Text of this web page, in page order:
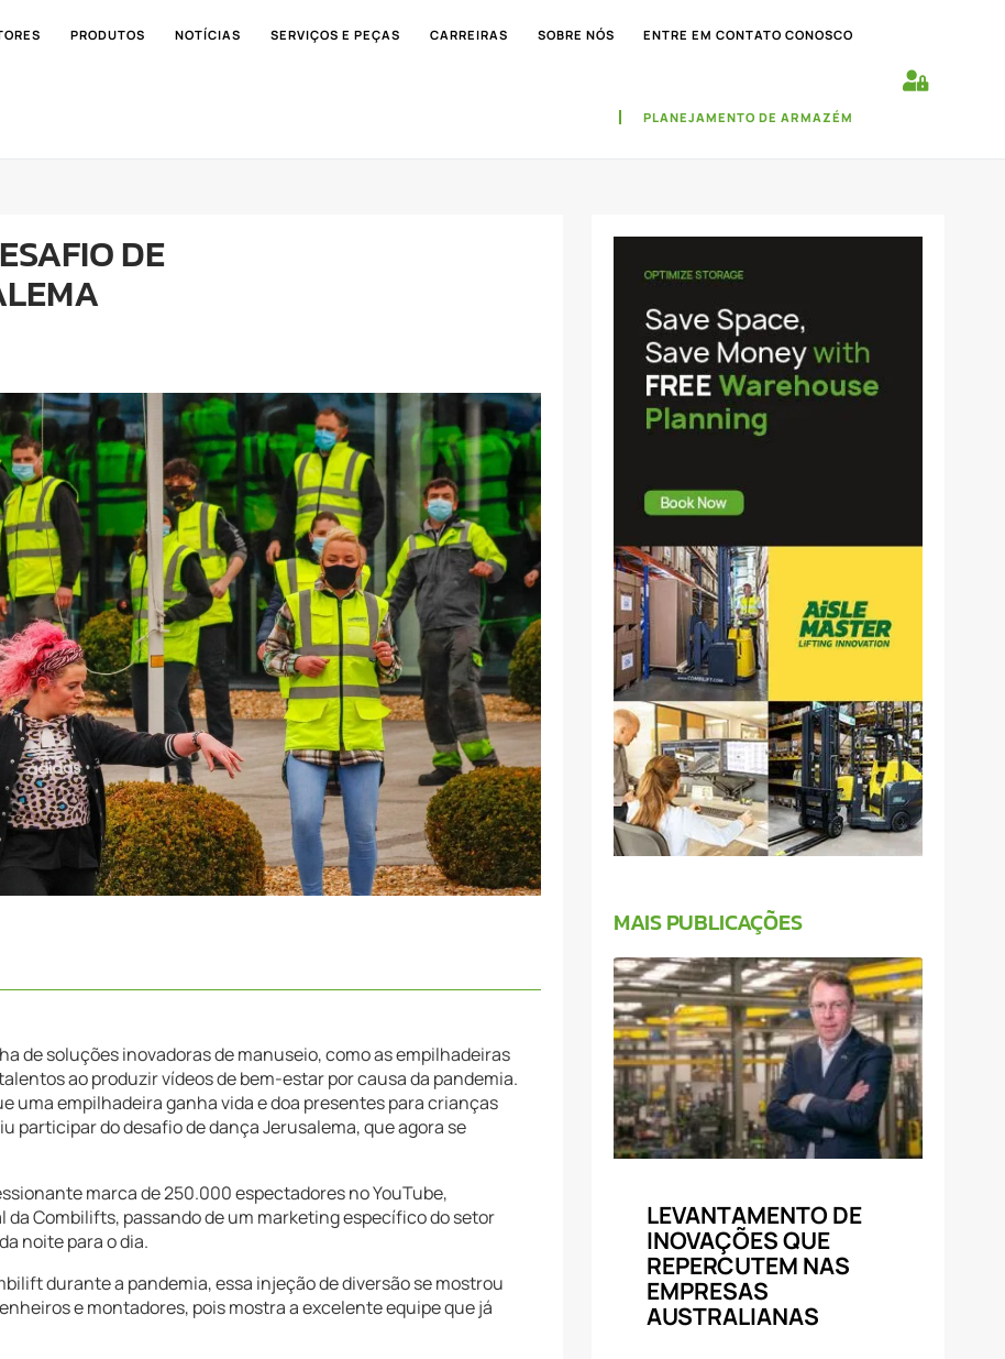
PRODUTOS NOTÍCIAS SERVIÇOS E PEÇAS CARREIRAS SOBRE NÓS ENTRE EM CONTATO CONOSCO
PLANEJAMENTO DE ARMAZÉM
DE
de soluções inovadoras de manuseio, como as empilhadeiras
ao produzir vídeos de bem-estar por causa da pandemia.
uma empilhadeira ganha vida e doa presentes para crianças
participar do desafio de dança Jerusalema, que agora se
marca de 250.000 espectadores no YouTube,
da Combilifts, passando de um marketing específico do setor
noite para o dia.
durante a pandemia, essa injeção de diversão se mostrou
e montadores, pois mostra a excelente equipe que já
MAIS PUBLICAÇÕES
LEVANTAMENTO DE
INOVAÇÕES QUE
REPERCUTEM NAS
EMPRESAS
AUSTRALIANAS